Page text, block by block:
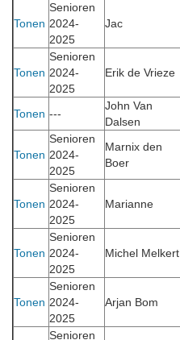
Tonen
Senioren
2024-
2025
Jac
Tonen
Senioren
2024-
2025
Erik de Vrieze
Tonen ---
John Van
Dalsen
Tonen
Senioren
2024-
2025
Marnix den
Boer
Tonen
Senioren
2024-
2025
Marianne
Tonen
Senioren
2024-
2025
Michel Melkert
Tonen
Senioren
2024-
2025
Arjan Bom
Senioren